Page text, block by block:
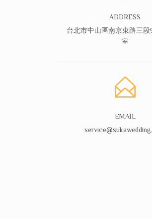
ADDRESS
台北市中山區南京東路三
室
EMAIL